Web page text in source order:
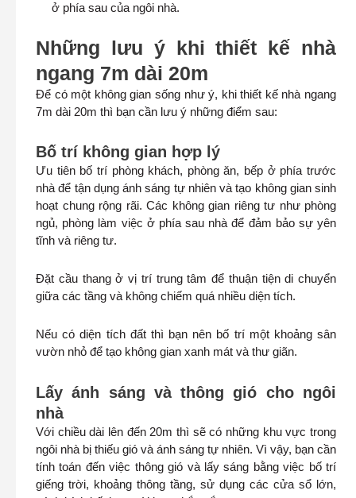
ở phía sau của ngôi nhà.
Những lưu ý khi thiết kế nhà
ngang 7m dài 20m
Để có một không gian sống như ý, khi thiết kế nhà ngang
7m dài 20m thì bạn cần lưu ý những điểm sau:
Bố trí không gian hợp lý
Ưu tiên bố trí phòng khách, phòng ăn, bếp ở phía trước
nhà để tận dụng ánh sáng tự nhiên và tạo không gian sinh
hoạt chung rộng rãi. Các không gian riêng tư như phòng
ngủ, phòng làm việc ở phía sau nhà để đảm bảo sự yên
tĩnh và riêng tư.
Đặt cầu thang ở vị trí trung tâm để thuận tiện di chuyển
giữa các tầng và không chiếm quá nhiều diện tích.
Nếu có diện tích đất thì bạn nên bố trí một khoảng sân
vườn nhỏ để tạo không gian xanh mát và thư giãn.
Lấy ánh sáng và thông gió cho ngôi
nhà
Với chiều dài lên đến 20m thì sẽ có những khu vực trong
ngôi nhà bị thiếu gió và ánh sáng tự nhiên. Vì vậy, bạn cần
tính toán đến việc thông gió và lấy sáng bằng việc bố trí
giếng trời, khoảng thông tầng, sử dụng các cửa sổ lớn,